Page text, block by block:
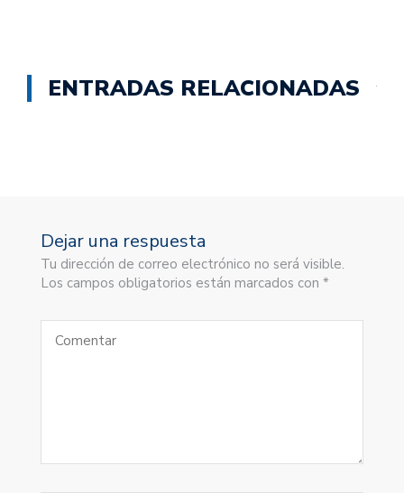
ENTRADAS RELACIONADAS
Dejar una respuesta
Tu dirección de correo electrónico no será visible.
Los campos obligatorios están marcados con *